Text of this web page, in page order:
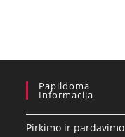
Papildoma
Informacija
Pirkimo ir pardavimo